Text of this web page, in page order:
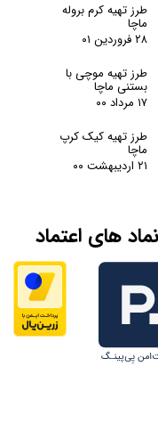
طرز تهیه کرم بروله
ماچا
۲۸ فروردین ۰۱
طرز تهیه موچی با
بستنی ماچا
۱۷ مرداد ۰۰
طرز تهیه کیک کرپ
ماچا
۲۱ اردیبهشت ۰۰
نماد های اعتماد